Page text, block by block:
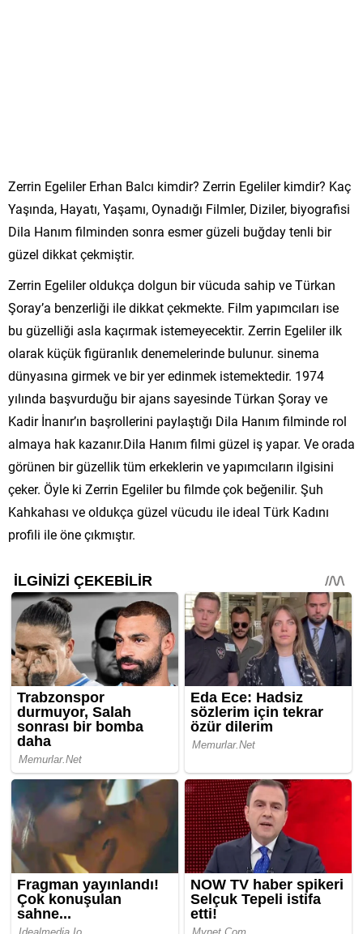
Zerrin Egeliler Erhan Balcı kimdir? Zerrin Egeliler kimdir? Kaç
Yaşında, Hayatı, Yaşamı, Oynadığı Filmler, Diziler, biyografisi
Dila Hanım filminden sonra esmer güzeli buğday tenli bir
güzel dikkat çekmiştir.
Zerrin Egeliler oldukça dolgun bir vücuda sahip ve Türkan
Şoray’a benzerliği ile dikkat çekmekte. Film yapımcıları ise
bu güzelliği asla kaçırmak istemeyecektir. Zerrin Egeliler ilk
olarak küçük figüranlık denemelerinde bulunur. sinema
dünyasına girmek ve bir yer edinmek istemektedir. 1974
yılında başvurduğu bir ajans sayesinde Türkan Şoray ve
Kadir İnanır’ın başrollerini paylaştığı Dila Hanım filminde rol
almaya hak kazanır.Dila Hanım filmi güzel iş yapar. Ve orada
görünen bir güzellik tüm erkeklerin ve yapımcıların ilgisini
çeker. Öyle ki Zerrin Egeliler bu filmde çok beğenilir. Şuh
Kahkahası ve oldukça güzel vücudu ile ideal Türk Kadını
profili ile öne çıkmıştır.